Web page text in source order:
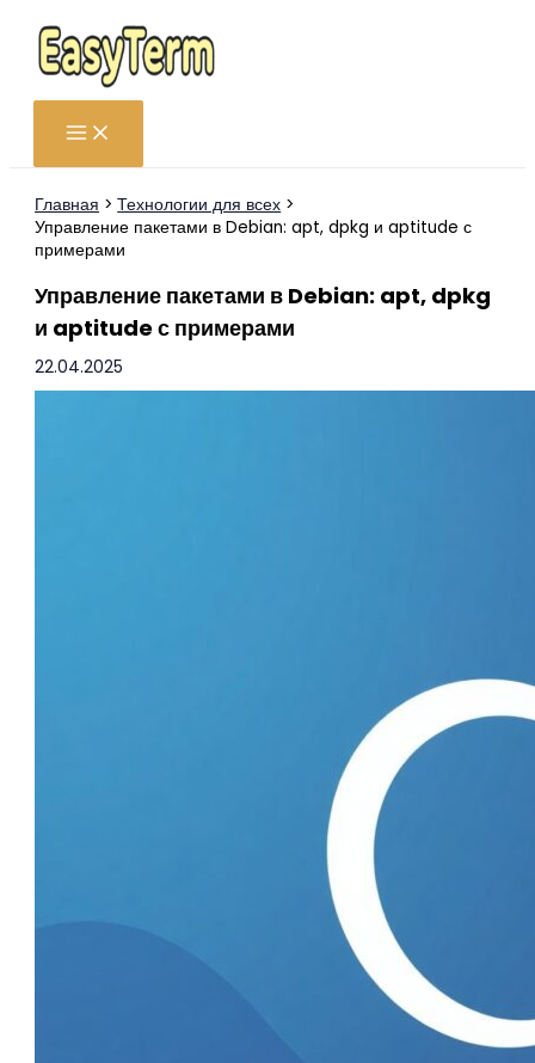
Перейти
содержимому
Главная
Технологии для всех
Управление пакетами в Debian: apt, dpkg и aptitude с
примерами
Управление пакетами в Debian: apt, dpkg
и aptitude с примерами
22.04.2025